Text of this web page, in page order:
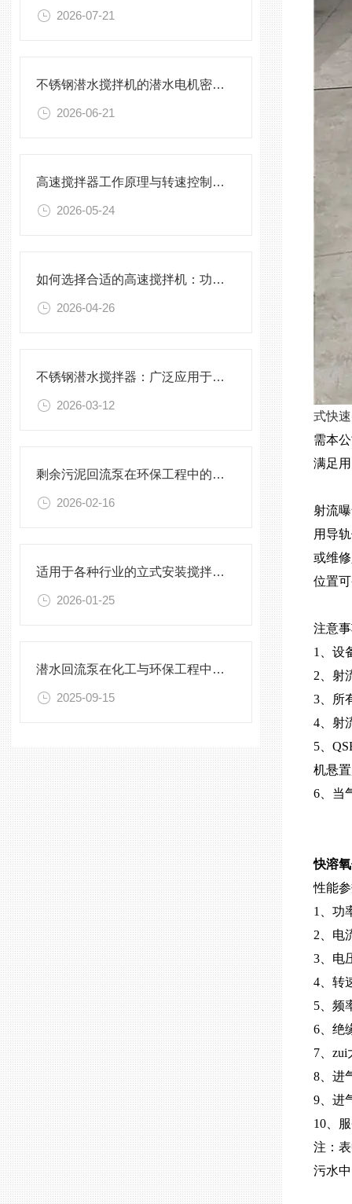
2026-07-21
不锈钢潜水搅拌机的潜水电机密封与泄漏保护
2026-06-21
高速搅拌器工作原理与转速控制技术分析
2026-05-24
如何选择合适的高速搅拌机：功率、转速、搅拌桨叶与物料适配性分析
2026-04-26
不锈钢潜水搅拌器：广泛应用于污水处理与化学工程
2026-03-12
剩余污泥回流泵在环保工程中的应用前景
2026-02-16
适用于各种行业的立式安装搅拌机选型指南
2026-01-25
潜水回流泵在化工与环保工程中的关键作用
2025-09-15
式快
需本
满足
射流
用导
或维
位置
注意
1、设
2、射
3、所
4、射
5、
机悬
6、当
快溶
性能
1、
2、电
3、电
4、转
5、频
6、绝
7、zui
8、进
9、进
10、
注：
污水